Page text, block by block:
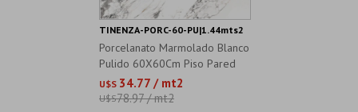
Porcelanato Marmolado Blanco
Pulido 60X60Cm Piso Pared
U$S 34.77 / mt2
U$S78.97 / mt2
TINENZA-PORC-60-PU|1.44mts2